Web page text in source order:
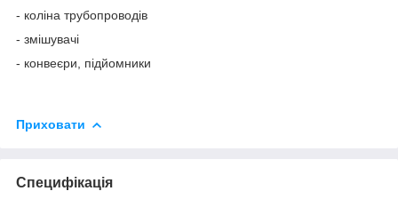
- коліна трубопроводів
- змішувачі
- конвеєри, підйомники
Приховати
Специфікація